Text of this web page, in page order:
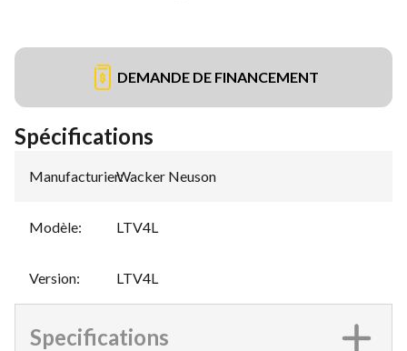
DEMANDE DE FINANCEMENT
Spécifications
Manufacturier:
Wacker Neuson
Modèle: LTV4L
Version: LTV4L
Specifications